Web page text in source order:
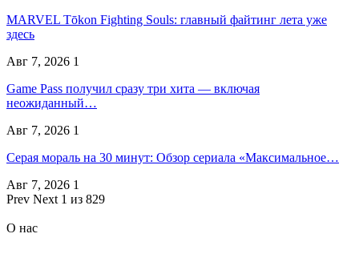
MARVEL Tōkon Fighting Souls: главный файтинг лета уже
здесь
Авг 7, 2026 1
Game Pass получил сразу три хита — включая
неожиданный…
Авг 7, 2026 1
Серая мораль на 30 минут: Обзор сериала «Максимальное…
Авг 7, 2026 1
Prev Next 1 из 829
О нас